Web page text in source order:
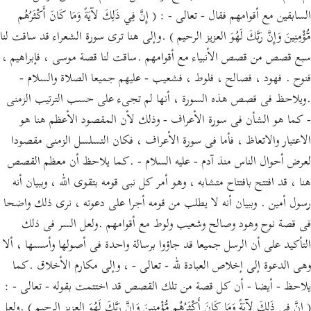
السابقين مع أقوامهم فقال - تعالى - : ( إِنَّ فِي ذَلِكَ لآيَةً وَمَا كَانَ أَكْثَرُهُم
مُّؤْمِنِينَ وَإِنَّ رَبَّكَ لَهُوَ العزيز الرحيم ) .وإلى هنا ترى سورة الشعراء قد ساقت لنا
سبع قصص من قصص الأنبياء مع أقوامهم .ساقت لنا قصة موسى ، فإبراهيم ،
فنوح . فهود ، فصالح ، فلوط ، فشعيب - عليهم جميعا الصلاة والسلام -
.ويلاحظ فى قصص هذه السورة ، أنها لم تجىء على حسب الترتيب الزمنى
- كما هو الشأن فى سورة الأعراف - وذلك لأن المقصود الأعظم هنا هو
الاعتبار والاتعاظ ، فأما فى سورة الأعراف ، فكان التسلسل الزمنى مقصودا
لعرض أحوال الناس منذ آدم - عليه السلام - .كما يلاحظ أن معظم القصص
هنا ، قد افتتح بافتتاح متشابه ، وهو أمر كل نبى قومه بتقوى الله ، وببيان أنه
رسول أمين . وببيان أنه لا يطلب من قومه أجرا على دعوته ، نرى ذلك واضحا
فى قصة نوح وهود وصالح وشعيب ولوط مع أقوامهم .ولعل السر فى ذلك
التأكيد على أن الرسل جميعا قد جاؤوا برسالة واحدة فى أصولها وأسسها ، ألا
وهى الدعوة إلى إخلاص العبادة لله - تعالى - ، وإلى مكارم الأخلاق .كما
يلاحظ - أيضا - أن كل قصة من تلك القصص قد اختتمت بقوله - تعالى - :